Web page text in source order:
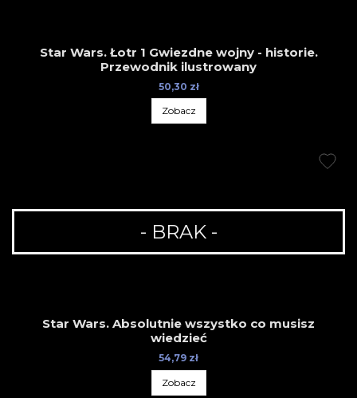
Star Wars. Łotr 1 Gwiezdne wojny - historie.
Przewodnik ilustrowany
50,30 zł
Zobacz
- BRAK -
Star Wars. Absolutnie wszystko co musisz
wiedzieć
54,79 zł
Zobacz